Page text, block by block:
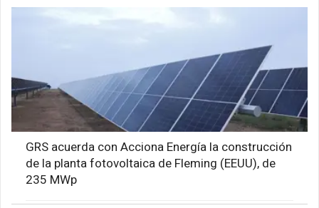
GRS acuerda con Acciona Energía la construcción
de la planta fotovoltaica de Fleming (EEUU), de
235 MWp